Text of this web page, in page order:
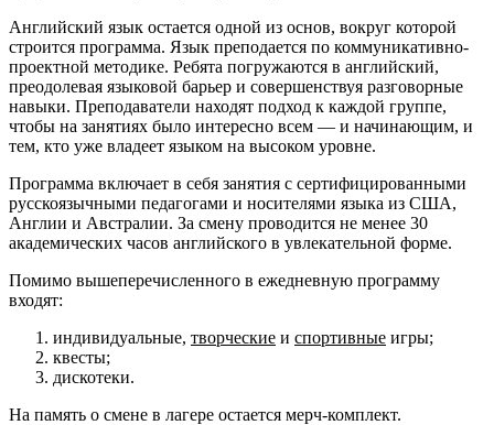
Английский язык остается одной из основ, вокруг которой
строится программа. Язык преподается по коммуникативно-
проектной методике. Ребята погружаются в английский,
преодолевая языковой барьер и совершенствуя разговорные
навыки. Преподаватели находят подход к каждой группе,
чтобы на занятиях было интересно всем — и начинающим, и
тем, кто уже владеет языком на высоком уровне.
Программа включает в себя занятия с сертифицированными
русскоязычными педагогами и носителями языка из США,
Англии и Австралии. За смену проводится не менее 30
академических часов английского в увлекательной форме.
Помимо вышеперечисленного в ежедневную программу
входят:
индивидуальные, творческие и спортивные игры;
квесты;
дискотеки.
На память о смене в лагере остается мерч-комплект.